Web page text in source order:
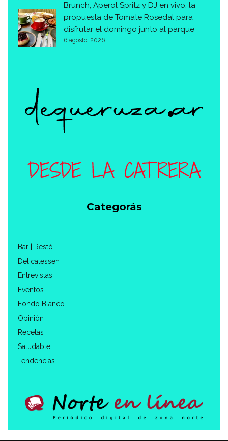
Brunch, Aperol Spritz y DJ en vivo: la
propuesta de Tomate Rosedal para
disfrutar el domingo junto al parque
6 agosto, 2026
Categorás
Bar | Restó
Delicatessen
Entrevistas
Eventos
Fondo Blanco
Opinión
Recetas
Saludable
Tendencias